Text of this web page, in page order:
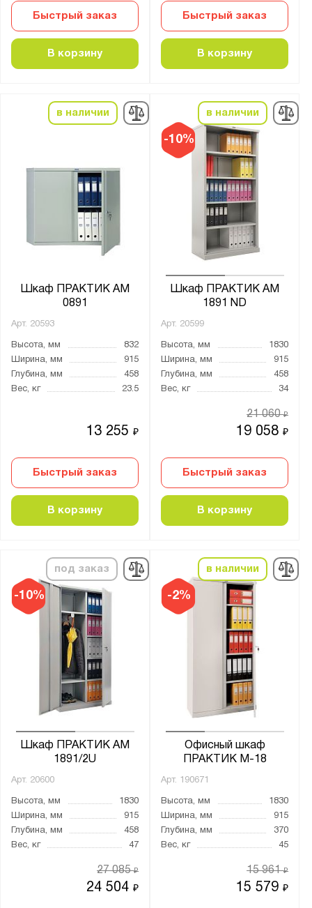
Быстрый заказ
В корзину
Быстрый заказ
В корзину
в наличии
Шкаф ПРАКТИК AM
0891
Арт. 20593
Высота, мм
832
Ширина, мм
915
Глубина, мм
458
Вес, кг
23.5
13 255₽
Быстрый заказ
В корзину
-10%
в наличии
Шкаф ПРАКТИК AM
1891 ND
Арт. 20599
Высота, мм
1830
Ширина, мм
915
Глубина, мм
458
Вес, кг
34
19 058₽
21 060₽
Быстрый заказ
В корзину
-10%
под заказ
Шкаф ПРАКТИК AM
1891/2U
Арт. 20600
Высота, мм
1830
Ширина, мм
915
Глубина, мм
458
Вес, кг
47
24 504₽
27 085₽
-2%
в наличии
Офисный шкаф
ПРАКТИК M-18
Арт. 190671
Высота, мм
1830
Ширина, мм
915
Глубина, мм
370
Вес, кг
45
15 579₽
15 961₽